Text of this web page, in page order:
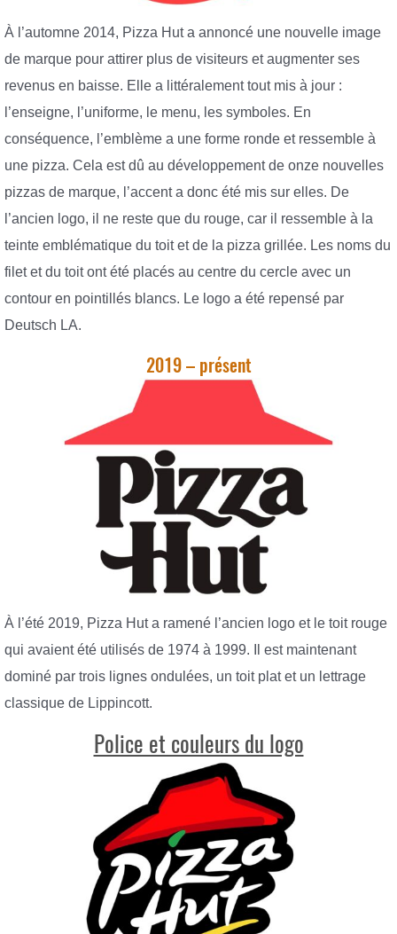
À l’automne 2014, Pizza Hut a annoncé une nouvelle image
de marque pour attirer plus de visiteurs et augmenter ses
revenus en baisse. Elle a littéralement tout mis à jour :
l’enseigne, l’uniforme, le menu, les symboles. En
conséquence, l’emblème a une forme ronde et ressemble à
une pizza. Cela est dû au développement de onze nouvelles
pizzas de marque, l’accent a donc été mis sur elles. De
l’ancien logo, il ne reste que du rouge, car il ressemble à la
teinte emblématique du toit et de la pizza grillée. Les noms du
filet et du toit ont été placés au centre du cercle avec un
contour en pointillés blancs. Le logo a été repensé par
Deutsch LA.
2019 – présent
À l’été 2019, Pizza Hut a ramené l’ancien logo et le toit rouge
qui avaient été utilisés de 1974 à 1999. Il est maintenant
dominé par trois lignes ondulées, un toit plat et un lettrage
classique de Lippincott.
Police et couleurs du logo